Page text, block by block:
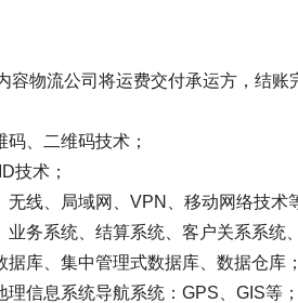
容物流公司将运费交付承运方，结账
、二维码技术；
技术；
无线、局域网、VPN、移动网络技
务系统、结算系统、客户关系系统
库、集中管理式数据库、数据仓库；
信息系统导航系统：GPS、GIS等；